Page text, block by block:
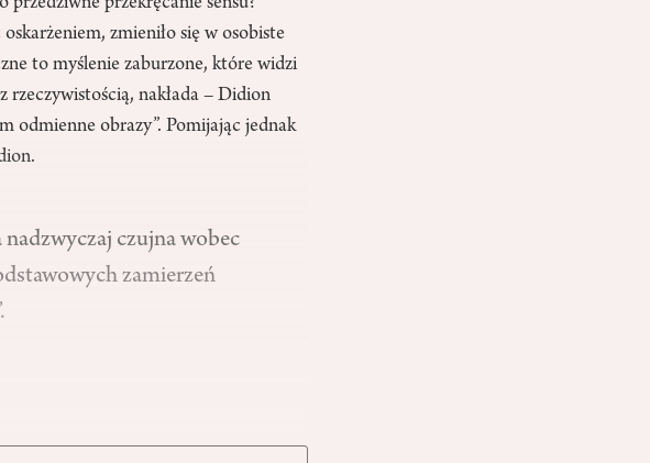
zmieniło się w osobiste
to myślenie zaburzone, które widzi
nakłada – Didion
odmienne obrazy”. Pomijając jednak
nadzwyczaj czujna wobec
zamierzeń